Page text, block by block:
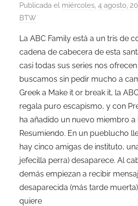
Publicada el miércoles, 4 agosto,
BTW
La ABC Family está a un tris de
cadena de cabecera de esta
casi todas sus series nos
buscamos sin pedir mucho a
Greek a Make it or break it, la
regala puro escapismo, y con
ha añadido un nuevo miembro a
Resumiendo. En un pueblucho
hay cinco amigas de instituto,
jefecilla perra) desaparece. Al
demás empiezan a recibir
desaparecida (más tarde
quiere